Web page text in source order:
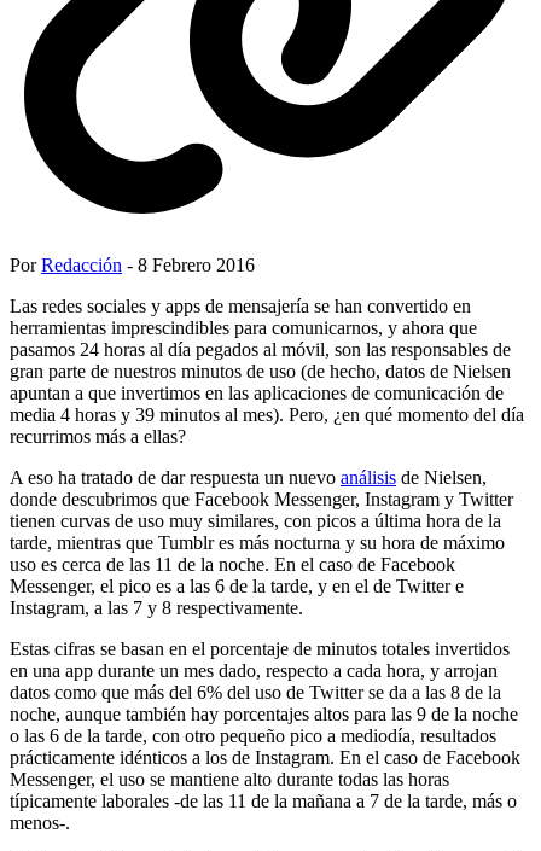
PorRedacción - 8 Febrero 2016
Las redes sociales y apps de mensajería se han convertido en
herramientas imprescindibles para comunicarnos, y ahora que
pasamos 24 horas al día pegados al móvil, son las responsables de
gran parte de nuestros minutos de uso (de hecho, datos de Nielsen
apuntan a que invertimos en las aplicaciones de comunicación de
media 4 horas y 39 minutos al mes). Pero, ¿en qué momento del día
recurrimos más a ellas?
A eso ha tratado de dar respuesta un nuevo análisis de Nielsen,
donde descubrimos que Facebook Messenger, Instagram y Twitter
tienen curvas de uso muy similares, con picos a última hora de la
tarde, mientras que Tumblr es más nocturna y su hora de máximo
uso es cerca de las 11 de la noche. En el caso de Facebook
Messenger, el pico es a las 6 de la tarde, y en el de Twitter e
Instagram, a las 7 y 8 respectivamente.
Estas cifras se basan en el porcentaje de minutos totales invertidos
en una app durante un mes dado, respecto a cada hora, y arrojan
datos como que más del 6% del uso de Twitter se da a las 8 de la
noche, aunque también hay porcentajes altos para las 9 de la noche
o las 6 de la tarde, con otro pequeño pico a mediodía, resultados
prácticamente idénticos a los de Instagram. En el caso de Facebook
Messenger, el uso se mantiene alto durante todas las horas
típicamente laborales -de las 11 de la mañana a 7 de la tarde, más o
menos-.